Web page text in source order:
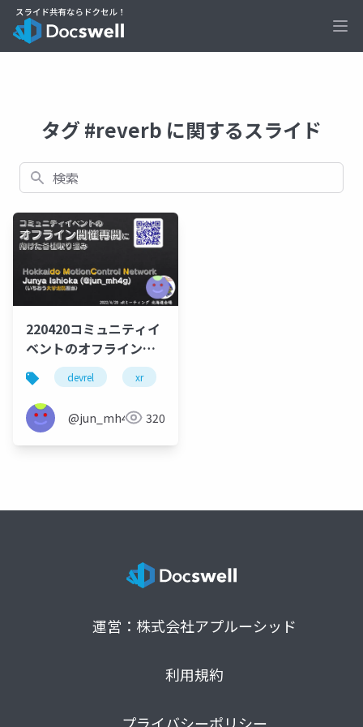
タグ #reverb に関するスライド
検索
220420コミュニティイ
ベントのオフライン開
催再開に向けた各種取
り組み
devrel xr
@jun_mh4g320
運営：株式会社アプルーシッド
利用規約
プライバシーポリシー